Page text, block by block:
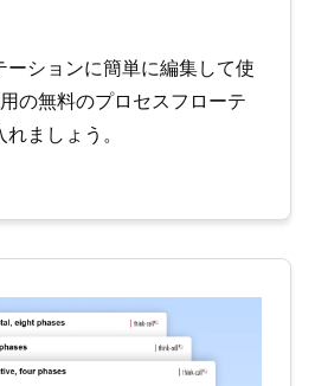
ーションに簡単に編集して使
の無料のプロセスフローテ
ましょう。